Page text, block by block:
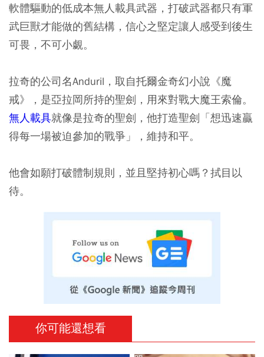
軟體驅動的低成本無人載具武器，打破武器都只有軍
武巨獸才能做的舊結構，信心之堅定讓人感受到後生
可畏，不可小覷。
拉奇的公司名Anduril，取自托爾金奇幻小說《魔
戒》，是亞拉岡所持的聖劍，用來對戰大魔王索倫。
無人載具就像是拉奇的聖劍，他打造聖劍「想迅速贏
得每一場被迫參加的戰爭」，維持和平。
他會如願打破體制規則，並且堅持初心嗎？拭目以
待。
你可能還想看